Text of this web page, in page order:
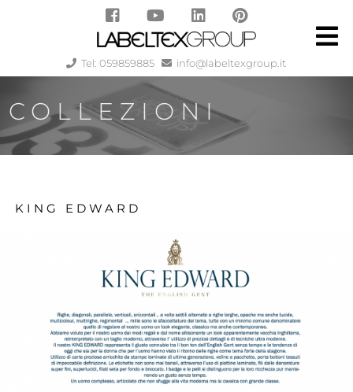
Tel: 059859885 info@labeltexgroup.it
COLLEZIONI
KING EDWARD